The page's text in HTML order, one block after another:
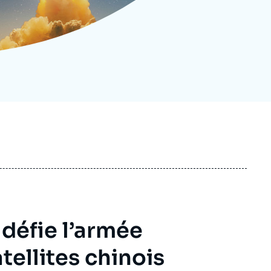
Recrutement
Documents de référence
Sécurité - Défense
Technologie
l’armée
chinois